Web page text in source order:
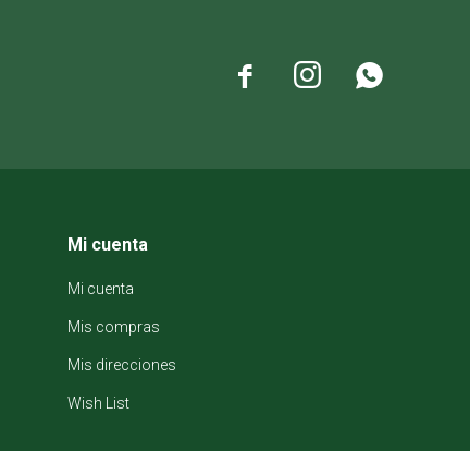
  
Mi cuenta
Mi cuenta
Mis compras
Mis direcciones
Wish List